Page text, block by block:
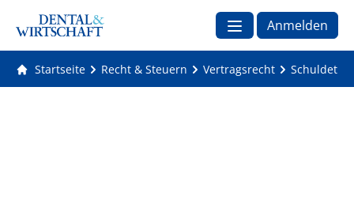
Anmelden
Startseite Recht & Steuern Vertragsrecht Schuldet